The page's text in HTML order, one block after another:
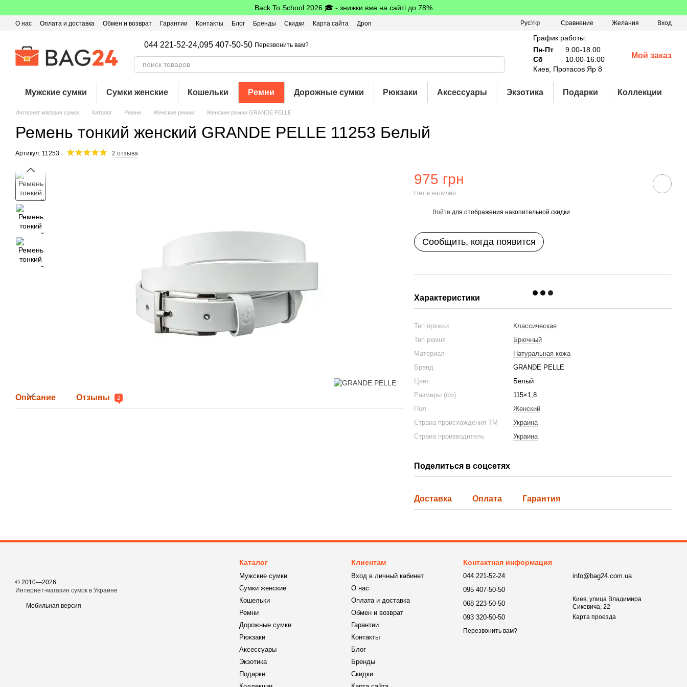
Back To School 2026 🎓 - знижки вже на сайті до 78%
О нас Оплата и доставка Обмен и возврат Гарантии Контакты Блог Бренды Скидки Карта сайта
Дроп
РусУкр Сравнение Желания Вход
044 221-52-24,095 407-50-50 Перезвонить вам?
График работы:
Пн-Пт
9.00-18.00
Сб
10.00-16.00
Киев, Протасов Яр 8
Мой заказ
Мужские сумки Сумки женские Кошельки Ремни Дорожные сумки Рюкзаки Аксессуары Экзотика Подарки Коллекции
Интернет магазин сумок Каталог Ремни Женские ремни Женские ремни GRANDE PELLE
Ремень тонкий женский GRANDE PELLE 11253 Белый
Артикул: 11253 2 отзыва
Описание Отзывы 2
975 грн
Нет в наличии
Войти для отображения накопительной скидки
Сообщить, когда появится
Характеристики
Тип пряжки
Классическая
Тип ремня
Брючный
Материал
Натуральная кожа
Бренд
GRANDE PELLE
Цвет
Белый
Размеры (см)
115×1,8
Пол
Женский
Страна происхождения ТМ
Украина
Страна производитель
Украина
Поделиться в соцсетях
Доставка Оплата Гарантия
© 2010—2026
Интернет-магазин сумок в Украине
Мобильная версия
Каталог
Мужские сумки
Сумки женские
Кошельки
Ремни
Дорожные сумки
Рюкзаки
Аксессуары
Экзотика
Подарки
Клиентам
Вход в личный кабинет
О нас
Оплата и доставка
Обмен и возврат
Гарантии
Контакты
Блог
Бренды
Скидки
Контактная информация
044 221-52-24
095 407-50-50
068 223-50-50
093 320-50-50
Перезвонить вам?
info@bag24.com.ua
Киев, улица Владимира
Сикевича, 22
Карта проезда